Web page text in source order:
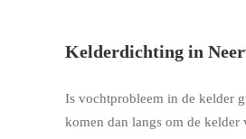
Kelderdichting in
Is vochtprobleem in de kelder
komen dan langs om de kelder